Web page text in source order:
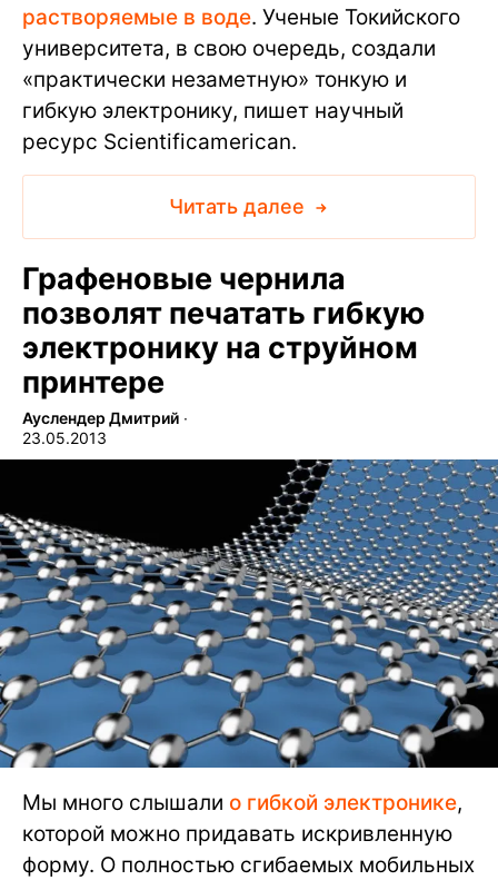
растворяемые в воде. Ученые Токийского
университета, в свою очередь, создали
«практически незаметную» тонкую и
гибкую электронику, пишет научный
ресурс Scientificamerican.
Читать далее
Графеновые чернила
позволят печатать гибкую
электронику на струйном
принтере
Ауслендер Дмитрий ∙
23.05.2013
Мы много слышали о гибкой электронике,
которой можно придавать искривленную
форму. О полностью сгибаемых мобильных